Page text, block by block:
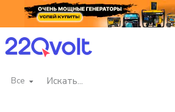
Все
Искать...